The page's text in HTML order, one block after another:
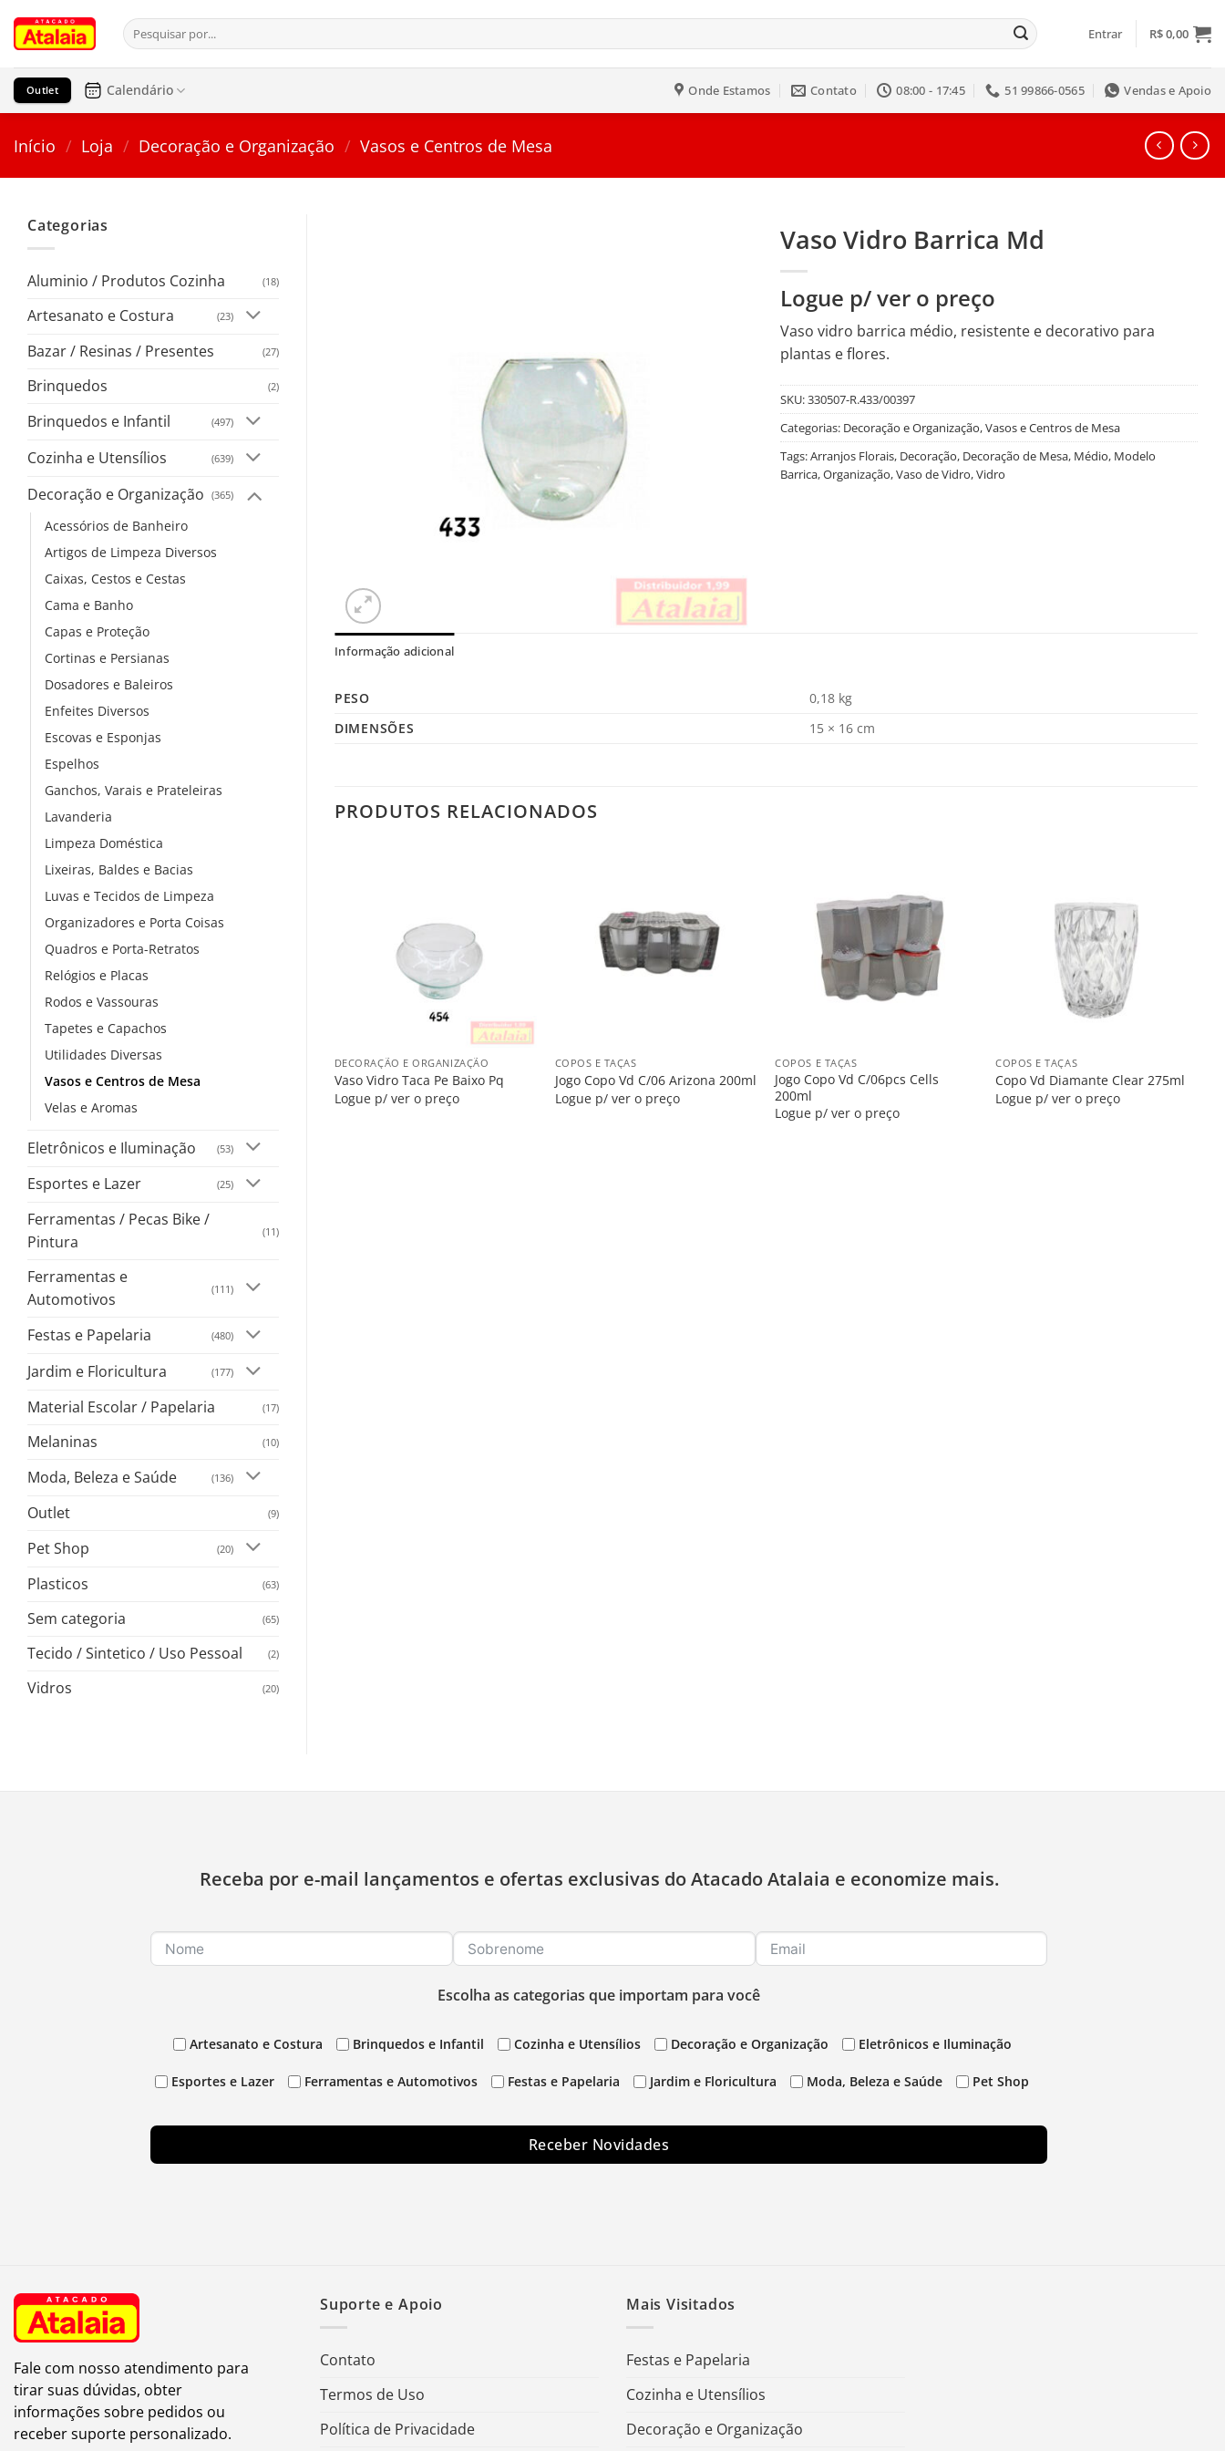
para
conteúdo
Pesquisar
por:
Entrar R$0,00
Outlet Calendário Onde Estamos Contato 08:00 - 17:45 51 99866-0565 Vendas e Apoio
Início / Loja / Decoração e Organização / Vasos e Centros de Mesa
Categorias
Aluminio / Produtos Cozinha (18)
Artesanato e Costura (23)
Bazar / Resinas / Presentes (27)
Brinquedos (2)
Brinquedos e Infantil (497)
Cozinha e Utensílios (639)
Decoração e Organização (365)
Acessórios de Banheiro
Artigos de Limpeza Diversos
Caixas, Cestos e Cestas
Cama e Banho
Capas e Proteção
Cortinas e Persianas
Dosadores e Baleiros
Enfeites Diversos
Escovas e Esponjas
Espelhos
Ganchos, Varais e Prateleiras
Lavanderia
Limpeza Doméstica
Lixeiras, Baldes e Bacias
Luvas e Tecidos de Limpeza
Organizadores e Porta Coisas
Quadros e Porta-Retratos
Relógios e Placas
Rodos e Vassouras
Tapetes e Capachos
Utilidades Diversas
Vasos e Centros de Mesa
Velas e Aromas
Eletrônicos e Iluminação (53)
Esportes e Lazer (25)
Ferramentas / Pecas Bike /
Pintura
(11)
Ferramentas e
Automotivos
(111)
Festas e Papelaria (480)
Jardim e Floricultura (177)
Material Escolar / Papelaria (17)
Melaninas (10)
Moda, Beleza e Saúde (136)
Outlet (9)
Pet Shop (20)
Plasticos (63)
Sem categoria (65)
Tecido / Sintetico / Uso Pessoal (2)
Vidros (20)
Vaso Vidro Barrica Md
Logue p/ ver o preço
Vaso vidro barrica médio, resistente e decorativo para
plantas e flores.
SKU:330507-R.433/00397
Categorias: Decoração e Organização,Vasos e Centros de Mesa
Tags:Arranjos Florais, Decoração, Decoração de Mesa, Médio, Modelo
Barrica,Organização,Vaso de Vidro,Vidro
Informação adicional
PESO
0,18 kg
DIMENSÕES
15 × 16 cm
PRODUTOS RELACIONADOS
DECORAÇÃO E ORGANIZAÇÃO
Vaso Vidro Taca Pe Baixo Pq
Logue p/ ver o preço
COPOS E TAÇAS
Jogo Copo Vd C/06 Arizona 200ml
Logue p/ ver o preço
na
Lista
COPOS E TAÇAS
Jogo Copo Vd C/06pcs Cells
200ml
Logue p/ ver o preço
COPOS E TAÇAS
Copo Vd Diamante Clear 275ml
Logue p/ ver o preço
Receba por e-mail lançamentos e ofertas exclusivas do Atacado Atalaia e economize mais.
Escolha as categorias que importam para você
Artesanato e Costura Brinquedos e Infantil Cozinha e Utensílios Decoração e Organização Eletrônicos e Iluminação
Esportes e Lazer Ferramentas e Automotivos Festas e Papelaria Jardim e Floricultura Moda, Beleza e Saúde Pet Shop
Receber Novidades
Fale com nosso atendimento para
tirar suas dúvidas, obter
informações sobre pedidos ou
receber suporte personalizado.
Suporte e Apoio
Contato
Termos de Uso
Política de Privacidade
Mais Visitados
Festas e Papelaria
Cozinha e Utensílios
Decoração e Organização